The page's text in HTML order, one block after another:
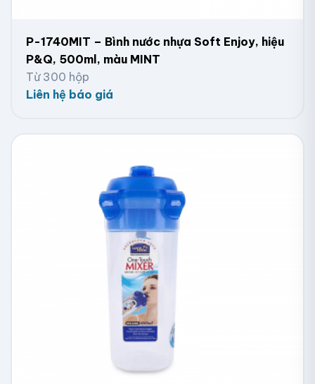
P-1740MIT – Bình nước nhựa Soft Enjoy, hiệu
P&Q, 500ml, màu MINT
Từ 300 hộp
Liên hệ báo giá